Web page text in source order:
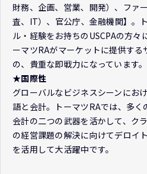
財務、企画、営業、開発）、ファ
査、IT）、官公庁、金融機関】。
ル・経験をお持ちのUSCPAの方々
ーマツRAがマーケットに提供す
の、貴重な即戦力になっています。
★国際性
グローバルなビジネスシーンにお
語と会計。トーマツRAでは、多く
会計の二つの武器を活かして、ク
の経営課題の解決に向けてデロイ
を活用して大活躍中です。